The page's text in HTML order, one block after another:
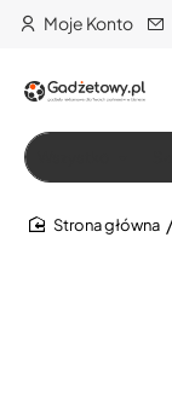
Moje Konto
Szukaj…